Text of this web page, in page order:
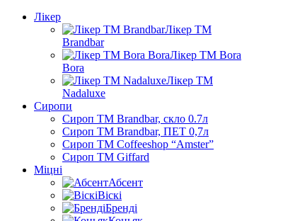
Лікер
Лікер ТМ
Brandbar
Лікер ТМ Bora
Bora
Лікер ТМ
Nadaluxe
Сиропи
Сироп TM Brandbar, скло 0.7л
Сироп TM Brandbar, ПЕТ 0,7л
Сироп TM Coffeeshop “Amster”
Сироп TM Giffard
Міцні
Абсент
Віскі
Бренді